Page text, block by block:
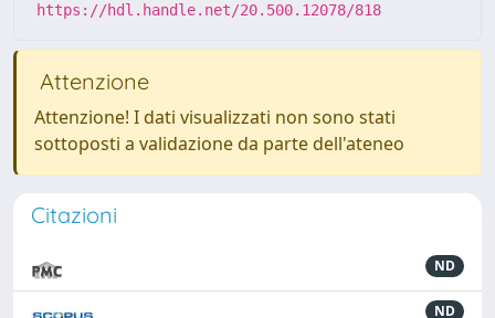
https://hdl.handle.net/20.500.12078/818
Attenzione
Attenzione! I dati visualizzati non sono stati
sottoposti a validazione da parte dell'ateneo
Citazioni
ND
ND